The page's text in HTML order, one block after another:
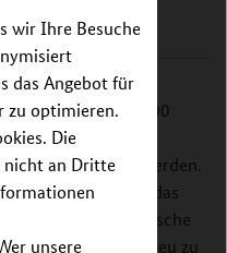
wir Ihre Besuche
das Angebot für
zu optimieren.
Die
nicht an Dritte
unsere
sollen 100.000
als
bereitgestellt werden.
Gesamtbeitrag das
in das europäische
rund 10.000 neu zu